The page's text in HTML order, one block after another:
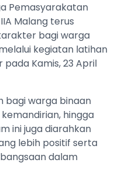
Pemasyarakatan
Malang terus
bagi warga
kegiatan latihan
Kamis, 23 April
bagi warga binaan
hingga
ini juga diarahkan
lebih positif serta
dalam